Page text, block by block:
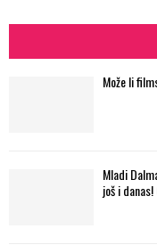
Može li
Mladi
još i